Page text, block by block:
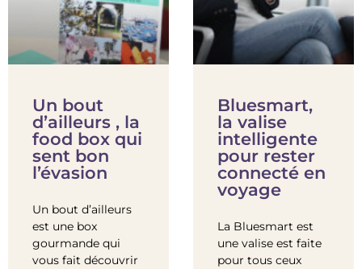
Un bout
d’ailleurs , la
food box qui
sent bon
l’évasion
Un bout d’ailleurs
est une box
gourmande qui
vous fait découvrir
Bluesmart,
la valise
intelligente
pour rester
connecté en
voyage
La Bluesmart est
une valise est faite
pour tous ceux